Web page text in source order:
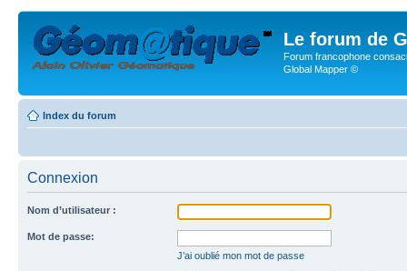
Le forum de
Forum francophone
Global Mapper ©
Index du forum
Connexion
Nom d’utilisateur :
Mot de passe:
J’ai oublié mon mot de passe